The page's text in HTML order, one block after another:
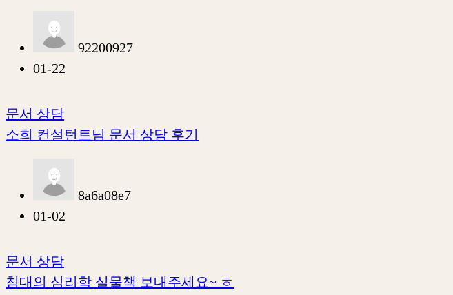
92200927
01-22
문서 상담
소희 컨설턴트님 문서 상담 후기
8a6a08e7
01-02
문서 상담
침대의 심리학 실물책 보내주세요~ ㅎ